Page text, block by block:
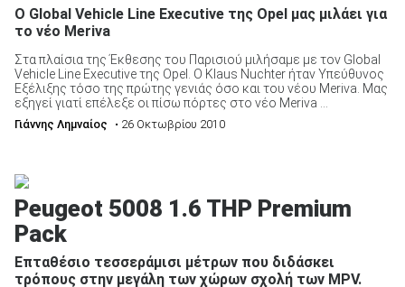
Ο Global Vehicle Line Executive της Opel μας μιλάει για
το νέο Meriva
Στα πλαίσια της Έκθεσης του Παρισιού μιλήσαμε με τον Global
Vehicle Line Executive της Opel. Ο Klaus Nuchter ήταν Υπεύθυνος
Εξέλιξης τόσο της πρώτης γενιάς όσο και του νέου Meriva. Μας
εξηγεί γιατί επέλεξε οι πίσω πόρτες στο νέο Meriva ...
Γιάννης Λημναίος • 26 Οκτωβρίου 2010
Peugeot 5008 1.6 THP Premium
Pack
Επταθέσιο τεσσεράμισι μέτρων που διδάσκει
τρόπους στην μεγάλη των χώρων σχολή των MPV.